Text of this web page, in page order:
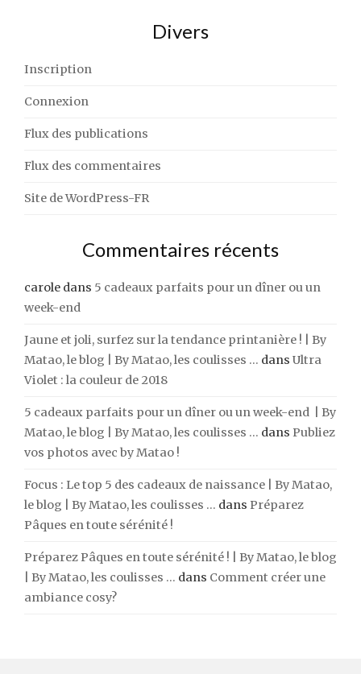
Divers
Inscription
Connexion
Flux des publications
Flux des commentaires
Site de WordPress-FR
Commentaires récents
carole dans 5 cadeaux parfaits pour un dîner ou un
week-end
Jaune et joli, surfez sur la tendance printanière ! | By
Matao, le blog | By Matao, les coulisses ... dans Ultra
Violet : la couleur de 2018
5 cadeaux parfaits pour un dîner ou un week-end | By
Matao, le blog | By Matao, les coulisses ... dans Publiez
vos photos avec by Matao !
Focus : Le top 5 des cadeaux de naissance | By Matao,
le blog | By Matao, les coulisses ... dans Préparez
Pâques en toute sérénité !
Préparez Pâques en toute sérénité ! | By Matao, le blog
| By Matao, les coulisses ... dans Comment créer une
ambiance cosy?